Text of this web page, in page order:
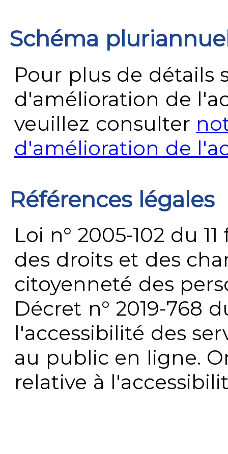
Schéma
Pour plus de détails
d'amélioration de
veuillez consulter
d'amélioration de
Références légales
Loi n° 2005-102 du
des droits et des
citoyenneté des
Décret n° 2019-768
l'accessibilité des
au public en ligne.
relative à